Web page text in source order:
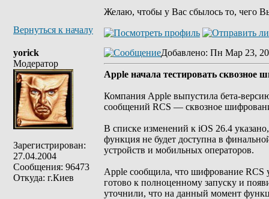
Желаю, чтобы у Вас сбылось то, чего
Вернуться к началу
yorick
Модератор
Зарегистрирован:
27.04.2004
Сообщения: 96473
Откуда: г.Киев
Добавлено: Пн Мар 23,
Apple начала тестировать сквозное
Компания Apple выпустила бета-
сообщений RCS — сквозное
В списке изменений к iOS 26.4
функция не будет доступна в
устройств и мобильных операторов.
Apple сообщила, что шифрование RCS
готово к полноценному запуску и
уточнили, что на данный момент